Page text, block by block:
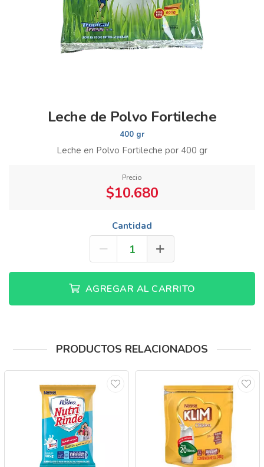
Leche de Polvo Fortileche
400 gr
Leche en Polvo Fortileche por 400 gr
Precio
$10.680
Cantidad
AGREGAR AL CARRITO
PRODUCTOS RELACIONADOS